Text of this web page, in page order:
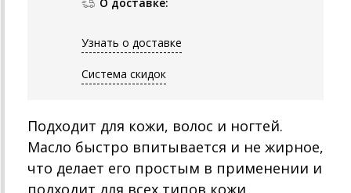
О доставке:
Узнать о доставке
Система скидок
Подходит для кожи, волос и ногтей.
Масло быстро впитывается и не жирное,
что делает его простым в применении и